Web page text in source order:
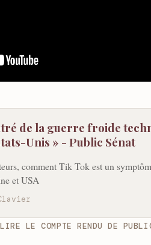
de la guerre froide
Unis » - Public Sénat
comment Tik Tok est un
et USA
LIRE LE COMPTE RENDU DE